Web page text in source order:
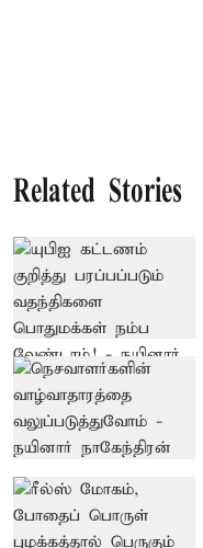
Related Stories